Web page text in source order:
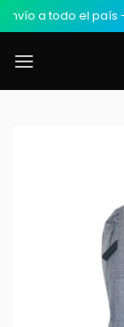
el país - CBA